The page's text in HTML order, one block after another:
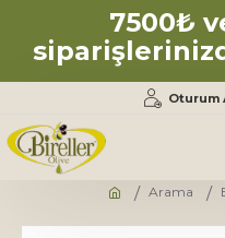
7500₺
Oturum
Arama